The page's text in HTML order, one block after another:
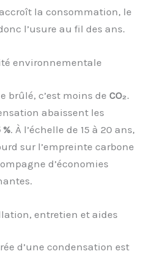
la consommation, le
l’usure au fil des ans.
environnementale
brûlé, c’est moins deCO₂.
abaissent les
%. À l’échelle de 15 à 20 ans,
sur l’empreinte carbone
d’économies
entretien et aides
d’une condensation est